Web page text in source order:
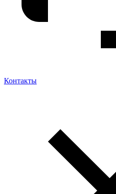
Контакты